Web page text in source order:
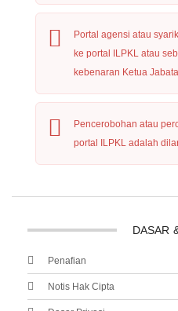
Portal agensi atau
ke portal ILPKL atau
kebenaran Ketua
Pencerobohan atau
portal ILPKL adalah
DASAR
Penafian
Notis Hak Cipta